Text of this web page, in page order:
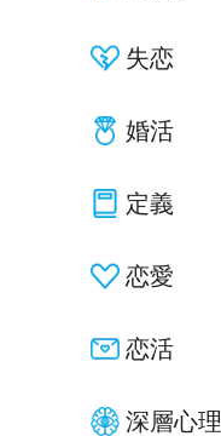
失恋
婚活
定義
恋愛
恋活
深層心理